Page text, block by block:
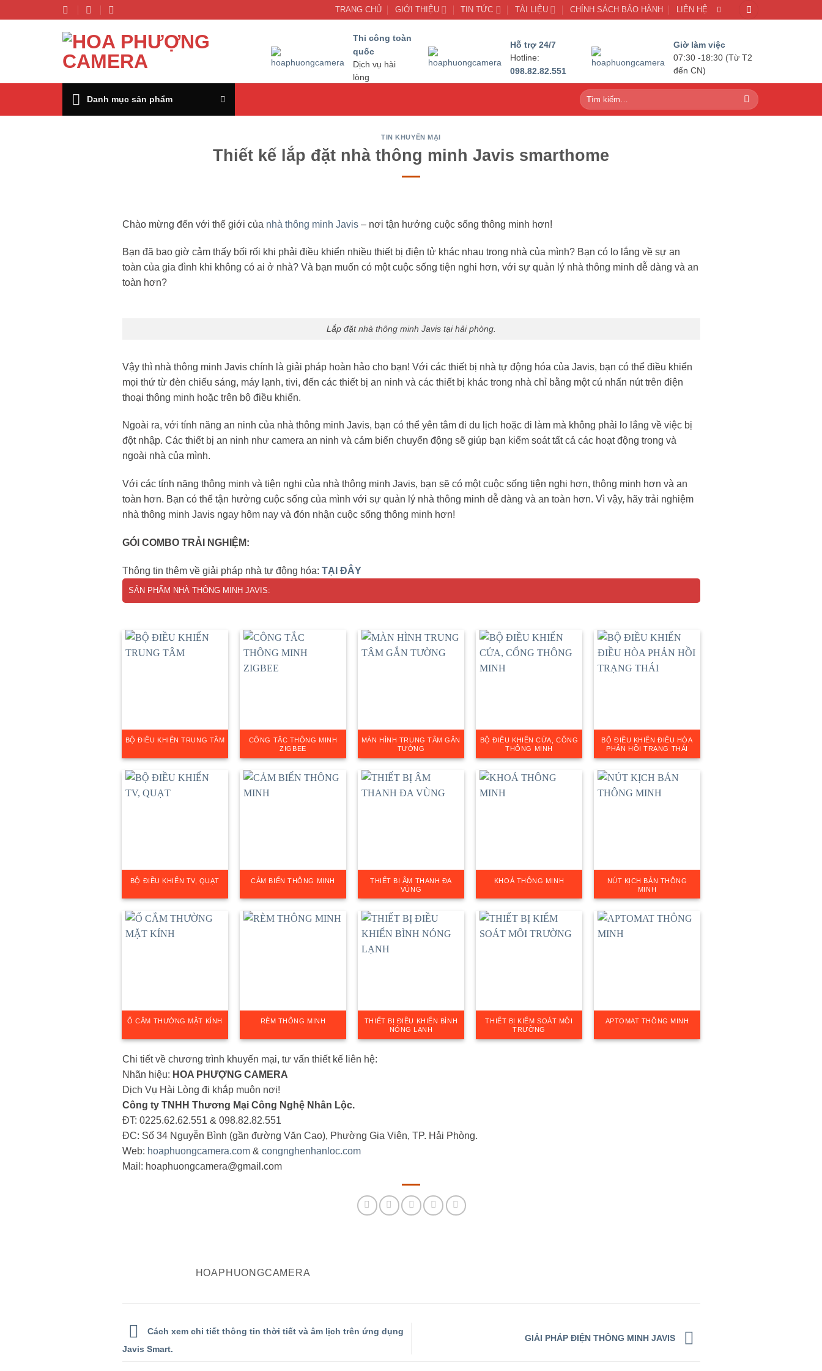
đến
TRANG CHỦ GIỚI THIỆU TIN TỨC TÀI LIỆU CHÍNH SÁCH BẢO HÀNH LIÊN HỆ
Thi công toàn
quốc
Dịch vụ hài
lòng
Hỗ trợ 24/7
Hotline:
098.82.82.551
Giờ làm việc
07:30 -18:30 (Từ T2
đến CN)
Danh mục sản phẩm
Tìm
kiếm:
TIN KHUYẾN MẠI
Thiết kế lắp đặt nhà thông minh Javis smarthome
Chào mừng đến với thế giới của nhà thông minh Javis– nơi tận hưởng cuộc sống thông minh hơn!
Bạn đã bao giờ cảm thấy bối rối khi phải điều khiển nhiều thiết bị điện tử khác nhau trong nhà của mình? Bạn có lo lắng về sự an
toàn của gia đình khi không có ai ở nhà? Và bạn muốn có một cuộc sống tiện nghi hơn, với sự quản lý nhà thông minh dễ dàng và an
toàn hơn?
Lắp đặt nhà thông minh Javis tại hải phòng.
Vậy thì nhà thông minh Javis chính là giải pháp hoàn hảo cho bạn! Với các thiết bị nhà tự động hóa của Javis, bạn có thể điều khiển
mọi thứ từ đèn chiếu sáng, máy lạnh, tivi, đến các thiết bị an ninh và các thiết bị khác trong nhà chỉ bằng một cú nhấn nút trên điện
thoại thông minh hoặc trên bộ điều khiển.
Ngoài ra, với tính năng an ninh của nhà thông minh Javis, bạn có thể yên tâm đi du lịch hoặc đi làm mà không phải lo lắng về việc bị
đột nhập. Các thiết bị an ninh như camera an ninh và cảm biến chuyển động sẽ giúp bạn kiểm soát tất cả các hoạt động trong và
ngoài nhà của mình.
Với các tính năng thông minh và tiện nghi của nhà thông minh Javis, bạn sẽ có một cuộc sống tiện nghi hơn, thông minh hơn và an
toàn hơn. Bạn có thể tận hưởng cuộc sống của mình với sự quản lý nhà thông minh dễ dàng và an toàn hơn. Vì vậy, hãy trải nghiệm
nhà thông minh Javis ngay hôm nay và đón nhận cuộc sống thông minh hơn!
GÓI COMBO TRẢI NGHIỆM:
Thông tin thêm về giải pháp nhà tự động hóa: TẠI ĐÂY
SẢN PHẨM NHÀ THÔNG MINH JAVIS:
BỘ ĐIỀU KHIỂN TRUNG TÂM
CÔNG TẮC THÔNG MINH
ZIGBEE
MÀN HÌNH TRUNG TÂM GẮN
TƯỜNG
BỘ ĐIỀU KHIỂN CỬA, CỔNG
THÔNG MINH
BỘ ĐIỀU KHIỂN ĐIỀU HÒA
PHẢN HỒI TRẠNG THÁI
BỘ ĐIỀU KHIỂN TV, QUẠT CẢM BIẾN THÔNG MINH
THIẾT BỊ ÂM THANH ĐA
VÙNG
KHOÁ THÔNG MINH
NÚT KỊCH BẢN THÔNG
MINH
Ổ CẮM THƯỜNG MẶT KÍNH RÈM THÔNG MINH
THIẾT BỊ ĐIỀU KHIỂN BÌNH
NÓNG LẠNH
THIẾT BỊ KIỂM SOÁT MÔI
TRƯỜNG
APTOMAT THÔNG MINH
Chi tiết về chương trình khuyến mại, tư vấn thiết kế liên hệ:
Nhãn hiệu: HOA PHƯỢNG CAMERA
Dịch Vụ Hài Lòng đi khắp muôn nơi!
Công ty TNHH Thương Mại Công Nghệ Nhân Lộc.
ĐT: 0225.62.62.551 & 098.82.82.551
ĐC: Số 34 Nguyễn Bình (gần đường Văn Cao), Phường Gia Viên, TP. Hải Phòng.
Web: hoaphuongcamera.com& congnghenhanloc.com
Mail: hoaphuongcamera@gmail.com
HOAPHUONGCAMERA
Cách xem chi tiết thông tin thời tiết và âm lịch trên ứng dụng
Javis Smart.
GIẢI PHÁP ĐIỆN THÔNG MINH JAVIS